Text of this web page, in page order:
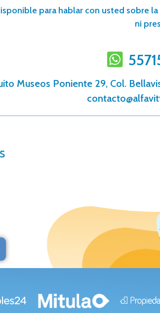
para hablar con usted sobre
ni
Museos Poniente 29, Col.